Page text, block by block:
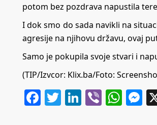
potom bez pozdrava napustila
I dok smo do sada navikli na
agresije na njihovu državu, ovaj
Samo je pokupila svoje stvari i
(TIP/Izvcor: Klix.ba/Foto:
Facebook
Twitter
LinkedIn
Viber